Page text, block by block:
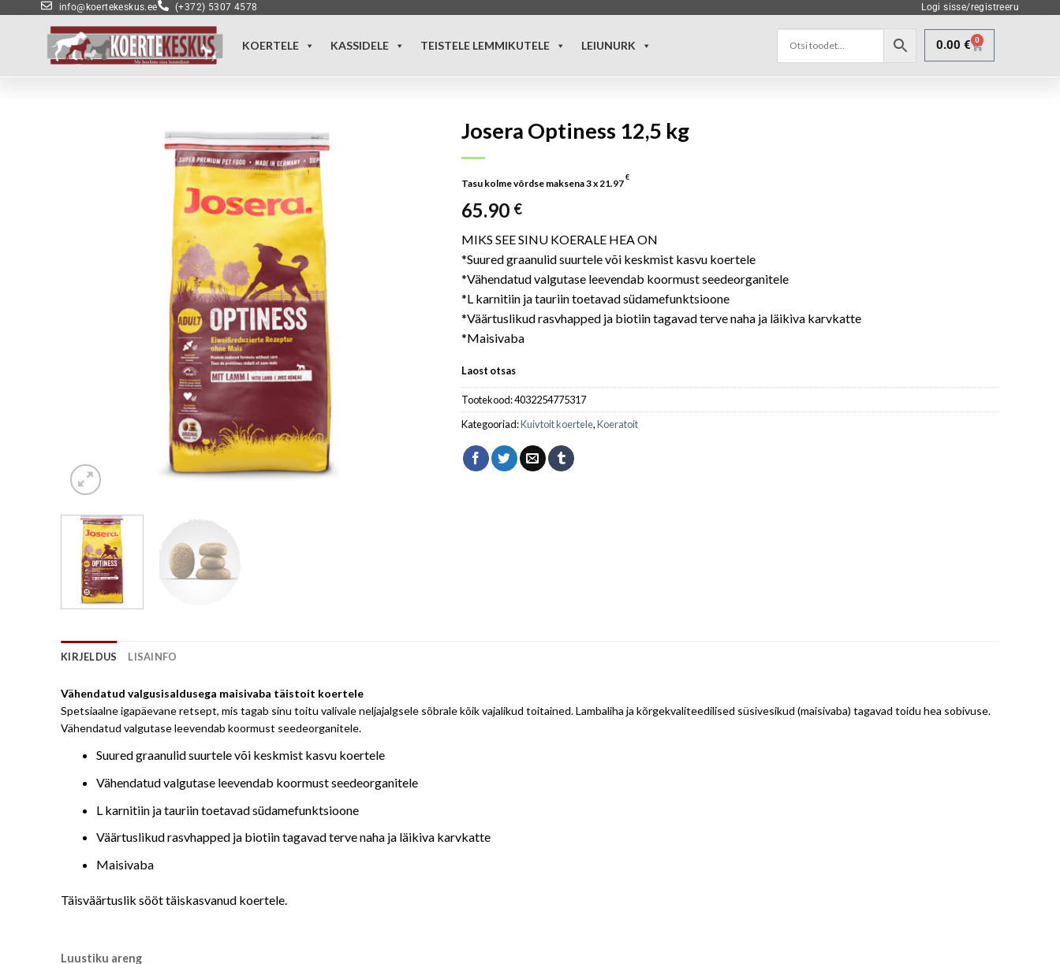
info@koertekeskus.ee (+372) 5307 4578 Logi sisse/registreeru
KOERTELE KASSIDELE TEISTELE LEMMIKUTELE LEIUNURK 0.00 € 0
Josera Optiness 12,5 kg
Tasu kolme võrdse maksena 3 x 21.97
€
65.90 €
MIKS SEE SINU KOERALE HEA ON
*Suured graanulid suurtele või keskmist kasvu koertele
*Vähendatud valgutase leevendab koormust seedeorganitele
*L karnitiin ja tauriin toetavad südamefunktsioone
*Väärtuslikud rasvhapped ja biotiin tagavad terve naha ja läikiva karvkatte
*Maisivaba
Laost otsas
Tootekood:4032254775317
Kategooriad:Kuivtoit koertele,Koeratoit
KIRJELDUS LISAINFO
Vähendatud valgusisaldusega maisivaba täistoit koertele
Spetsiaalne igapäevane retsept, mis tagab sinu toitu valivale neljajalgsele sõbrale kõik vajalikud toitained. Lambaliha ja kõrgekvaliteedilised süsivesikud (maisivaba) tagavad toidu hea sobivuse.
Vähendatud valgutase leevendab koormust seedeorganitele.
Suured graanulid suurtele või keskmist kasvu koertele
Vähendatud valgutase leevendab koormust seedeorganitele
L karnitiin ja tauriin toetavad südamefunktsioone
Väärtuslikud rasvhapped ja biotiin tagavad terve naha ja läikiva karvkatte
Maisivaba
Täisväärtuslik sööt täiskasvanud koertele.
Luustiku areng